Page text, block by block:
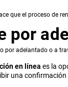
que el proceso de
por
por adelantado o a
en línea es la
una